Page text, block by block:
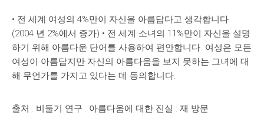
• 전 세계 여성의 4%만이 자신을 아름답다고 생각합니다
(2004 년 2%에서 증가) • 전 세계 소녀의 11%만이 자신을 설명
하기 위해 아름다운 단어를 사용하여 편안합니다. 여성은 모든
여성이 아름답지만 자신의 아름다움을 보지 못하는 그녀에 대
해 무언가를 가지고 있다는 데 동의합니다.
출처 : 비둘기 연구 : 아름다움에 대한 진실 : 재 방문